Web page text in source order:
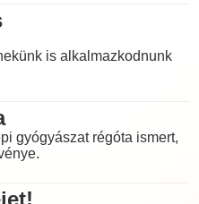
is alkalmazkodnunk
gyógyászat régóta ismert,